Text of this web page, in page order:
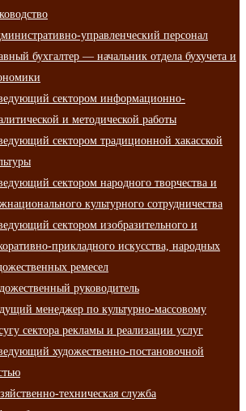
управленческий персонал
бухгалтер — начальник отдела бухучета и
сектором информационно-
и методической работы
сектором традиционной хакасской
сектором народного творчества и
культурного сотрудничества
сектором изобразительного и
прикладного искусства, народных
ремесел
руководитель
менеджер по культурно-массовому
сектора рекламы и реализации услуг
художественно-постановочной
техническая служба